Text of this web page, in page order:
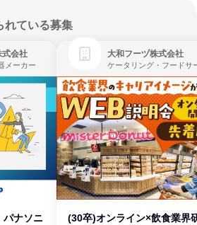
れている募集
式会社
メーカー
パナソニ
大和フーヅ株式会社
(30卒)オンライン×飲食業界